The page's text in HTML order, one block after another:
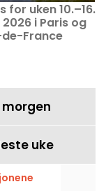
for uken 10.–16.
i Paris og
France
morgen
uke